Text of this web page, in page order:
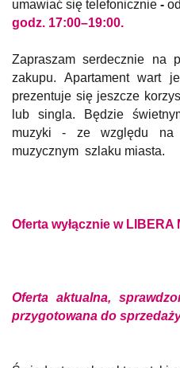
umawiać się telefonicznie -
godz. 17:00–19:00.
Zapraszam serdecznie na
zakupu. Apartament wart
prezentuje się jeszcze
lub singla. Będzie
muzyki - ze względu na
muzycznym szlaku miasta.
Oferta wyłącznie w
Oferta aktualna,
przygotowana do